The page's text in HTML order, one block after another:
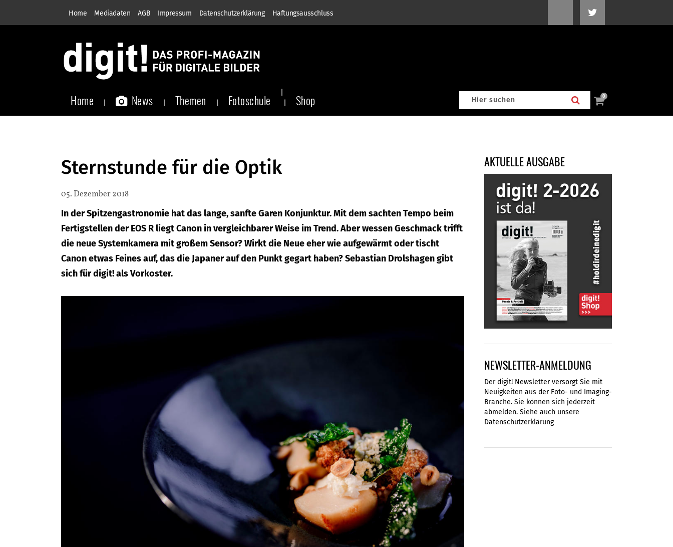
Home Mediadaten AGB Impressum Datenschutzerklärung Haftungsausschluss
Home News Themen Fotoschule Shop 0
Sternstunde für die Optik
05. Dezember 2018
In der Spitzengastronomie hat das lange, sanfte Garen Konjunktur. Mit dem sachten Tempo beim
Fertigstellen der EOS R liegt Canon in vergleichbarer Weise im Trend. Aber wessen Geschmack trifft
die neue Systemkamera mit großem Sensor? Wirkt die Neue eher wie aufgewärmt oder tischt
Canon etwas Feines auf, das die Japaner auf den Punkt gegart haben? Sebastian Drolshagen gibt
sich für digit! als Vorkoster.
AKTUELLE AUSGABE
NEWSLETTER-ANMELDUNG
Der digit! Newsletter versorgt Sie mit
Neuigkeiten aus der Foto- und Imaging-
Branche. Sie können sich jederzeit
abmelden. Siehe auch unsere
Datenschutzerklärung